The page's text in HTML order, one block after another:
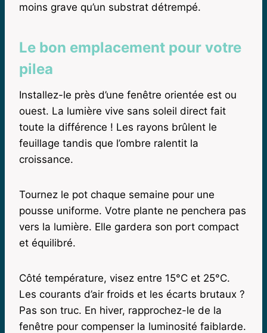
moins grave qu’un substrat détrempé.
Le bon emplacement pour votre
pilea
Installez-le près d’une fenêtre orientée est ou
ouest. La lumière vive sans soleil direct fait
toute la différence ! Les rayons brûlent le
feuillage tandis que l’ombre ralentit la
croissance.
Tournez le pot chaque semaine pour une
pousse uniforme. Votre plante ne penchera pas
vers la lumière. Elle gardera son port compact
et équilibré.
Côté température, visez entre 15°C et 25°C.
Les courants d’air froids et les écarts brutaux ?
Pas son truc. En hiver, rapprochez-le de la
fenêtre pour compenser la luminosité faiblarde.